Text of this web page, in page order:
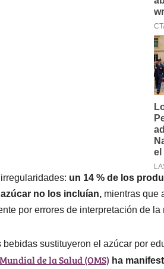
un 14 % de los
no los incluían, mientras que
por errores de interpretación de la
sustituyeron el azúcar por
de la Salud (OMS) ha